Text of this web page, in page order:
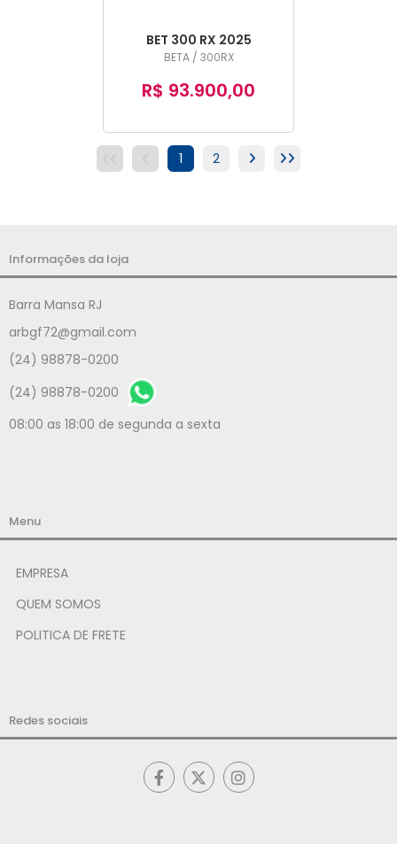
BET 300 RX 2025
BETA / 300RX
R$ 93.900,00
1 2
Informações da loja
Barra Mansa RJ
arbgf72@gmail.com
(24) 98878-0200
(24) 98878-0200
08:00 as 18:00 de segunda a sexta
Menu
EMPRESA
QUEM SOMOS
POLITICA DE FRETE
Redes sociais